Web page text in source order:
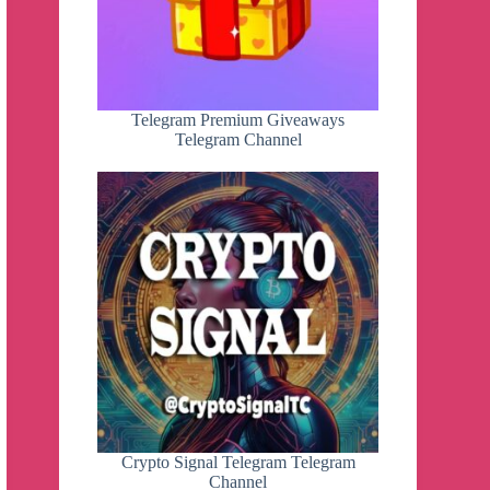
Telegram Premium Giveaways
Telegram Channel
Crypto Signal Telegram Telegram
Channel